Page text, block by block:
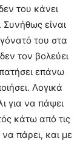
του κάνει
Συνήθως είναι
του στα
τον βολεύει
επάνω
Λογικά
για να πάψει
κάτω από τις
πάρει, και με